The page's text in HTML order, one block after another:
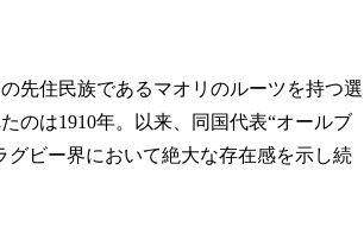
先住民族であるマオリのルーツを持つ選
のは1910年。以来、同国代表“オールブ
ビー界において絶大な存在感を示し続